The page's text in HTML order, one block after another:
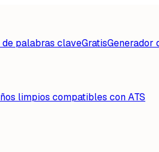
palabras claveGratisGenerador
limpios compatibles con ATS